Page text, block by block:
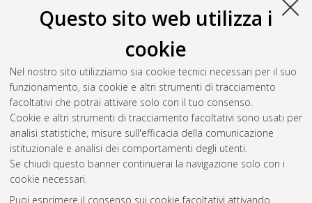
Questo sito web utilizza i
cookie
Nel nostro sito utilizziamo sia cookie tecnici necessari per il suo
funzionamento, sia cookie e altri strumenti di tracciamento
facoltativi che potrai attivare solo con il tuo consenso.
Cookie e altri strumenti di tracciamento facoltativi sono usati per
analisi statistiche, misure sull'efficacia della comunicazione
istituzionale e analisi dei comportamenti degli utenti.
Se chiudi questo banner continuerai la navigazione solo con i
cookie necessari.
Puoi esprimere il consenso sui cookie facoltativi attivando
Gestione del documento:
Atom